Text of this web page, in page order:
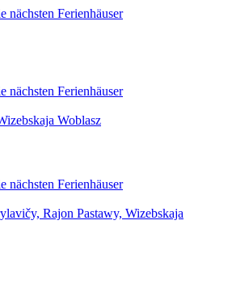
Woblasz
Rajon Pastawy, Wizebskaja